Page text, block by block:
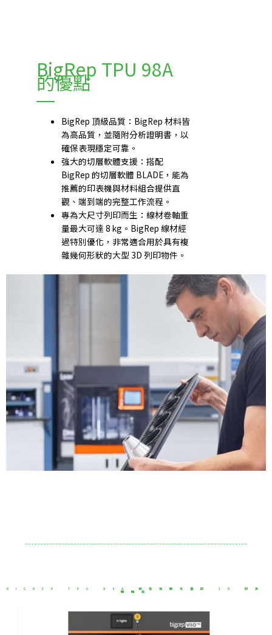
BigRep TPU 98A
的優點
BigRep 頂級品質：BigRep 材料皆
為高品質，並隨附分析證明書，以
確保表現穩定可靠。
強大的切層軟體支援：搭配
BigRep 的切層軟體 BLADE，能為
推薦的印表機與材料組合提供直
觀、端到端的完整工作流程。
專為大尺寸列印而生：線材卷軸重
量最大可達 8 kg。BigRep 線材經
過特別優化，非常適合用於具有複
雜幾何形狀的大型 3D 列印物件。
BIGREP TPU 98A 相容性與支援的 3D 印表
機機型